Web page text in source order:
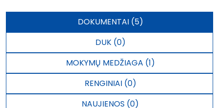
DOKUMENTAI (5)
DUK (0)
MOKYMŲ MEDŽIAGA (1)
RENGINIAI (0)
NAUJIENOS (0)